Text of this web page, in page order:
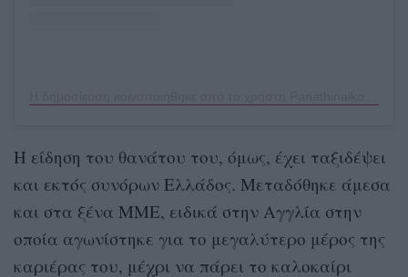
Η είδηση του θανάτου του, όμως, έχει ταξιδέψει
και εκτός συνόρων Ελλάδος. Μεταδόθηκε άμεσα
και στα ξένα ΜΜΕ, ειδικά στην Αγγλία στην
οποία αγωνίστηκε για το μεγαλύτερο μέρος της
καριέρας του, μέχρι να πάρει το καλοκαίρι